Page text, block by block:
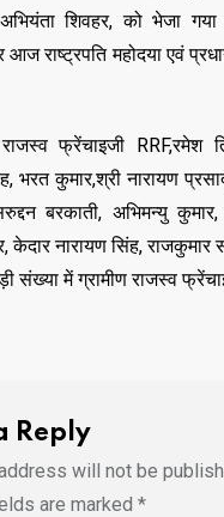
अभियंता शिवहर, को भेजा
आज राष्ट्रपति महोदया एवं
फ्रेंचाइजी RRF,रमेश
भरत कुमार,श्री नारायण
बरकाती, अभिमन्यु
केदार नारायण सिंह, राजकुमार
संख्या में ग्रामीण राजस्व
Reply
will not be
are marked *